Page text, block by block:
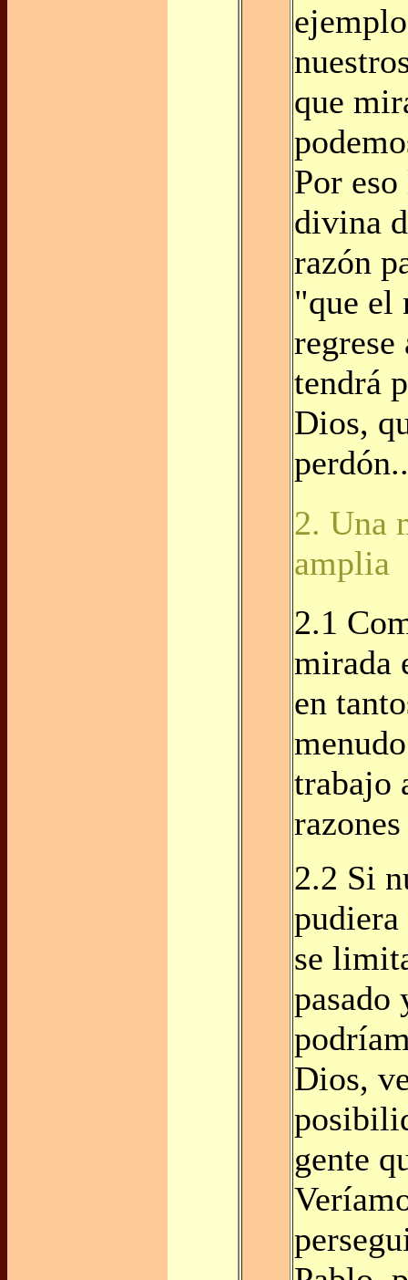
que
Por
divina
razón
"que el
tendrá
Dios,
2. Una
amplia
2.1
mirada
en
trabajo
2.2 Si
se
pasado
Dios,
gente